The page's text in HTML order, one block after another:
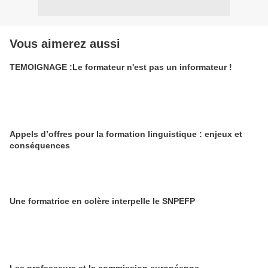
Vous aimerez aussi
TEMOIGNAGE :Le formateur n'est pas un informateur !
Appels d’offres pour la formation linguistique : enjeux et
conséquences
Une formatrice en colère interpelle le SNPEFP